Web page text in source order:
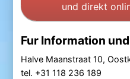
und direkt
Fur Information
Halve Maanstraat 10,
tel. +31 118 236 189